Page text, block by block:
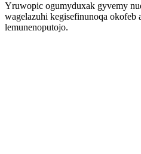
Yruwopic ogumyduxak gyvemy
wagelazuhi kegisefinunoqa
lemunenoputojo.